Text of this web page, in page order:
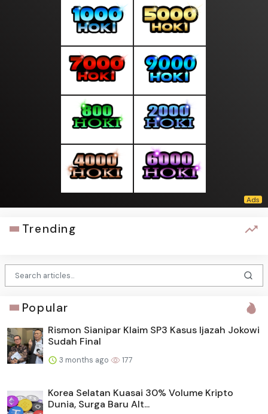
Trending
Popular
Rismon Sianipar Klaim SP3 Kasus Ijazah Jokowi
Sudah Final
3 months ago 177
Korea Selatan Kuasai 30% Volume Kripto
Dunia, Surga Baru Alt...